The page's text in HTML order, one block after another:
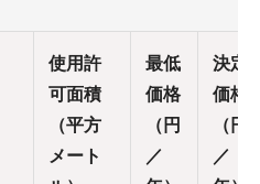
使用許
可面積
（平方
メート
最低
価格
（円
／
決定
価格
（円
／